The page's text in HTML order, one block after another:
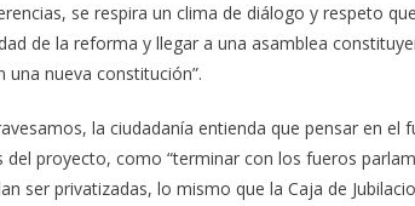
se respira un clima de diálogo y respeto
de la reforma y llegar a una asamblea
nueva constitución”.
la ciudadanía entienda que pensar en
proyecto, como “terminar con los fueros
ser privatizadas, lo mismo que la Caja de